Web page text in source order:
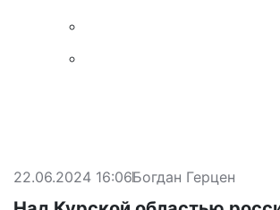
22.06.2024 16:06Богдан Герцен